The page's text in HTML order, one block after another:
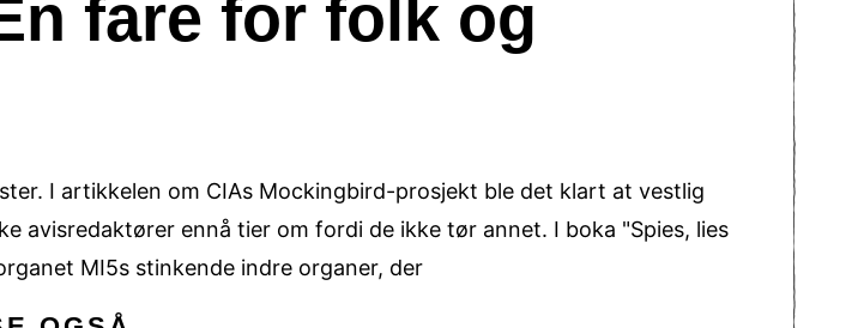
fare for folk og
I artikkelen om CIAs Mockingbird-prosjekt ble det klart at vestlig
avisredaktører ennå tier om fordi de ikke tør annet. I boka "Spies, lies
MI5s stinkende indre organer, der